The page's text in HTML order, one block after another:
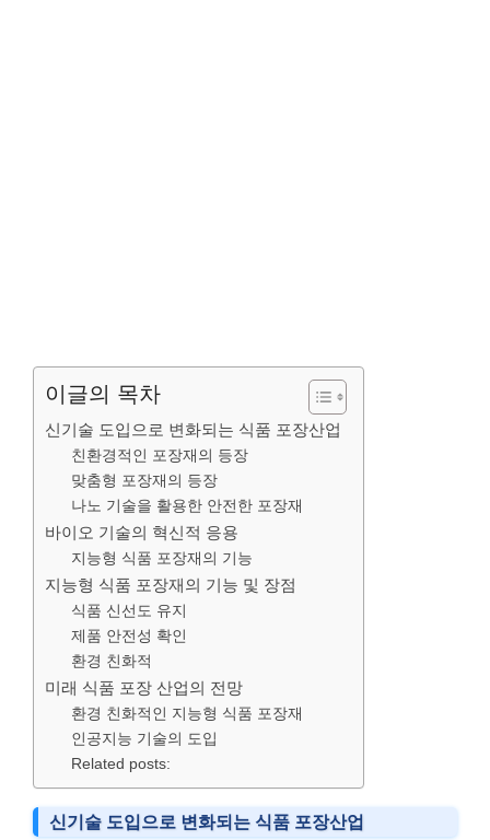
이글의 목차
신기술 도입으로 변화되는 식품 포장산업
친환경적인 포장재의 등장
맞춤형 포장재의 등장
나노 기술을 활용한 안전한 포장재
바이오 기술의 혁신적 응용
지능형 식품 포장재의 기능
지능형 식품 포장재의 기능 및 장점
식품 신선도 유지
제품 안전성 확인
환경 친화적
미래 식품 포장 산업의 전망
환경 친화적인 지능형 식품 포장재
인공지능 기술의 도입
Related posts:
신기술 도입으로 변화되는 식품 포장산업